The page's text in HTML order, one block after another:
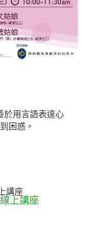
於用言語表達心
困惑。
上講座